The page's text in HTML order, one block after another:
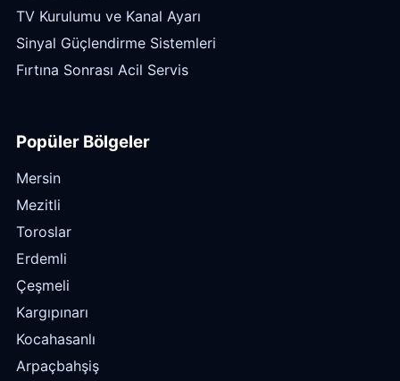
TV Kurulumu ve Kanal Ayarı
Sinyal Güçlendirme Sistemleri
Fırtına Sonrası Acil Servis
Popüler Bölgeler
Mersin
Mezitli
Toroslar
Erdemli
Çeşmeli
Kargıpınarı
Kocahasanlı
Arpaçbahşiş